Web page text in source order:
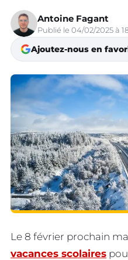
Antoine Fagant
Publié le 04/02/2025 à
Ajoutez-nous en
Le 8 février prochain
vacances scolaires